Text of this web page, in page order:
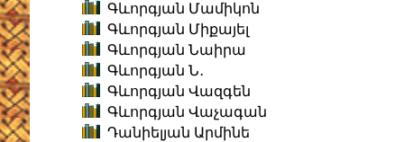
Գևորգյան Մամիկոն
Գևորգյան Միքայել
Գևորգյան Նաիրա
Գևորգյան Ն․
Գևորգյան Վազգեն
Գևորգյան Վաչագան
Դանիելյան Արմինե